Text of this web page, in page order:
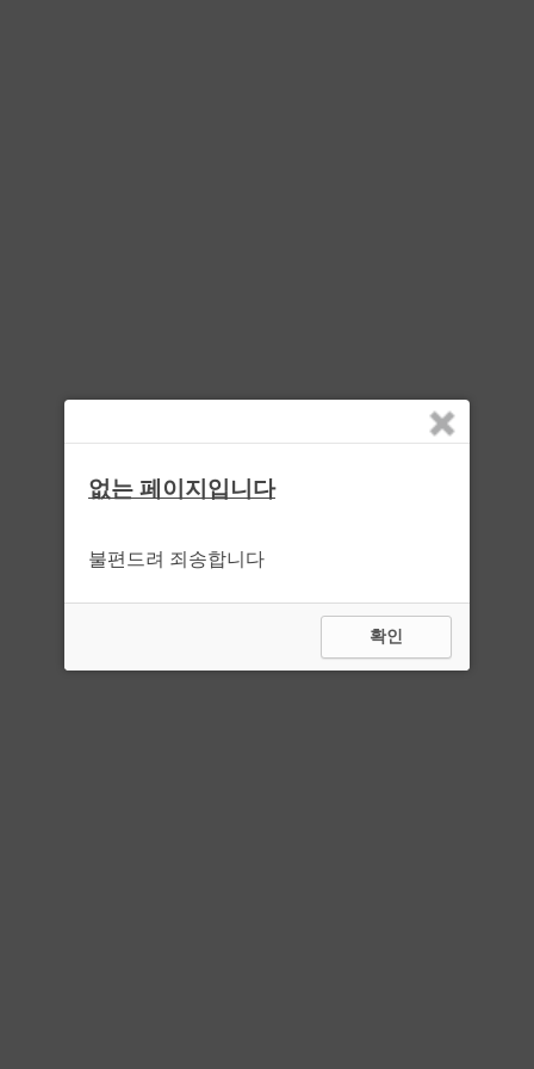
없는 페이지입니다
불편드려 죄송합니다
확인